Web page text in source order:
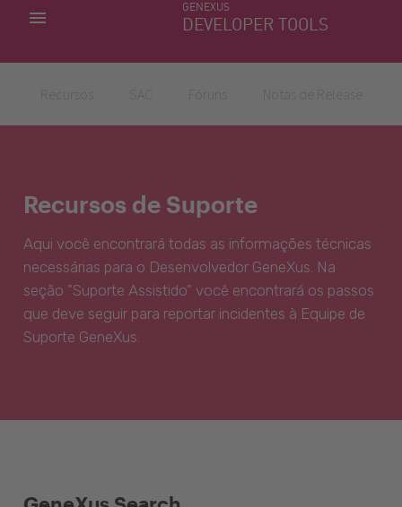
GENEXUS
DEVELOPER TOOLS
MINHAS APLICACÕES
Recursos de Suporte
Aqui você encontrará todas as informações técnicas
necessárias para o Desenvolvedor GeneXus. Na
seção "Suporte Assistido" você encontrará os passos
que deve seguir para reportar incidentes à Equipe de
Suporte GeneXus.